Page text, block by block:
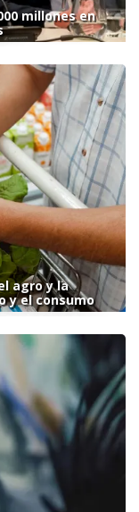
millones en
agro y la
y el consumo